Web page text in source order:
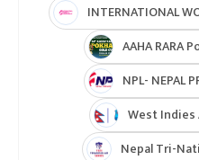
INTERNATIONAL
AAHA RARA
NPL- NEPAL
West Indies
Nepal Tri-